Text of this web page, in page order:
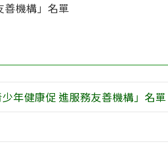
善機構」名單
年健康促 進服務友善機構」名單